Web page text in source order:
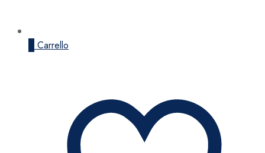
Carrello